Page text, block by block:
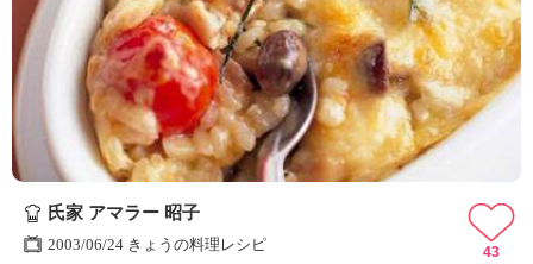
氏家 アマラー 昭子
2003/06/24 きょうの料理レシピ 43